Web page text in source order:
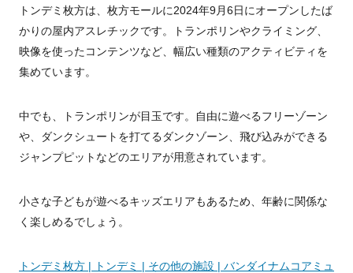
トンデミ枚方は、枚方モールに2024年9月6日にオープンしたば
かりの屋内アスレチックです。トランポリンやクライミング、
映像を使ったコンテンツなど、幅広い種類のアクティビティを
集めています。
中でも、トランポリンが目玉です。自由に遊べるフリーゾーン
や、ダンクシュートを打てるダンクゾーン、飛び込みができる
ジャンプピットなどのエリアが用意されています。
小さな子どもが遊べるキッズエリアもあるため、年齢に関係な
く楽しめるでしょう。
トンデミ枚方 | トンデミ | その他の施設 | バンダイナムコアミュ